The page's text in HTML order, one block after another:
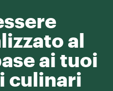
al
ai tuoi
culinari